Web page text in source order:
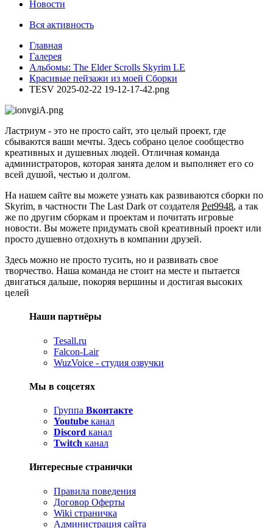
Новости
Вся активность
Главная
Галерея
Альбомы: The Elder Scrolls Skyrim LE
Красивые пейзажи из моей Сборки
TESV 2025-02-22 19-12-17-42.png
Ластриум - это не просто сайт, это целый проект, где
сбываются ваши мечты. Здесь собрано целое сообщество
креативных и душевных людей. Отличная команда
администраторов, которая занята делом и выполняет его со
всей душой, честью и долгом.
На нашем сайте вы можете узнать как развиваются сборки по
Skyrim, в частности The Last Dark от создателя Pet9948, а так
же по другим сборкам и проектам и почитать игровые
новости. Вы можете придумать свой креативный проект или
просто душевно отдохнуть в компании друзей.
Здесь можно не просто тусить, но и развивать свое
творчество. Наша команда не стоит на месте и пытается
двигаться дальше, покоряя вершины и достигая высоких
целей
Наши партнёры
Tesall.ru
Falcon-Lair
WuzVoice - студия озвучки
Мы в соцсетях
Группа Вконтакте
Youtube канал
Discord канал
Twitch канал
Интересные странички
Правила поведения
Договор Оферты
Wiki страничка
Администрация сайта